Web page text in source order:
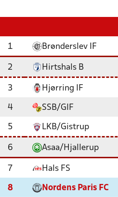
1 Brønderslev IF
2 Hirtshals B
3 Hjørring IF
4 SSB/GIF
5 LKB/Gistrup
6 Asaa/Hjallerup
7 Hals FS
8 Nordens Paris FC